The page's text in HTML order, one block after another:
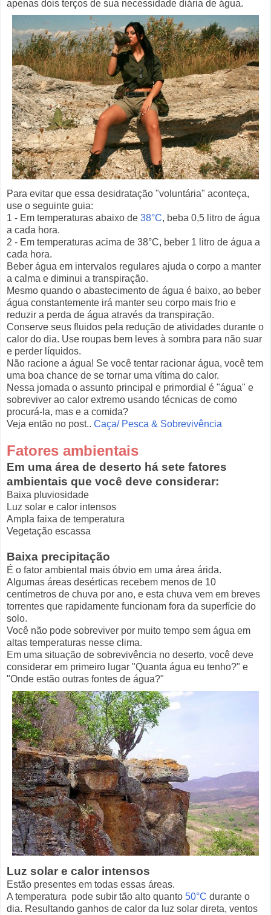
apenas dois terços de sua necessidade diária de água.
Para evitar que essa desidratação "voluntária" aconteça,
use o seguinte guia:
1 - Em temperaturas abaixo de 38°C, beba 0,5 litro de água
a cada hora.
2 - Em temperaturas acima de 38°C, beber 1 litro de água a
cada hora.
Beber água em intervalos regulares ajuda o corpo a manter
a calma e diminui a transpiração.
Mesmo quando o abastecimento de água é baixo, ao beber
água constantemente irá manter seu corpo mais frio e
reduzir a perda de água através da transpiração.
Conserve seus fluidos pela redução de atividades durante o
calor do dia. Use roupas bem leves à sombra para não suar
e perder líquidos.
Não racione a água! Se você tentar racionar água, você tem
uma boa chance de se tornar uma vítima do calor.
Nessa jornada o assunto principal e primordial é "água" e
sobreviver ao calor extremo usando técnicas de como
procurá-la, mas e a comida?
Veja então no post.. Caça/ Pesca & Sobrevivência
Fatores ambientais
Em uma área de deserto há sete fatores
ambientais que você deve considerar:
Baixa pluviosidade
Luz solar e calor intensos
Ampla faixa de temperatura
Vegetação escassa
Baixa precipitação
É o fator ambiental mais óbvio em uma área árida.
Algumas áreas desérticas recebem menos de 10
centímetros de chuva por ano, e esta chuva vem em breves
torrentes que rapidamente funcionam fora da superfície do
solo.
Você não pode sobreviver por muito tempo sem água em
altas temperaturas nesse clima.
Em uma situação de sobrevivência no deserto, você deve
considerar em primeiro lugar "Quanta água eu tenho?" e
"Onde estão outras fontes de água?"
Luz solar e calor intensos
Estão presentes em todas essas áreas.
A temperatura pode subir tão alto quanto 50°C durante o
dia. Resultando ganhos de calor da luz solar direta, ventos